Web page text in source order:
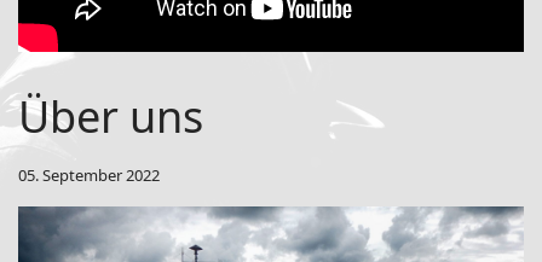
Über uns
05. September 2022